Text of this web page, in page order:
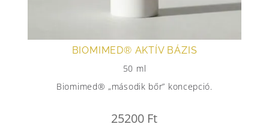
BIOMIMED® AKTÍV BÁZIS
50 ml
Biomimed® „második bőr” koncepció.
25200 Ft